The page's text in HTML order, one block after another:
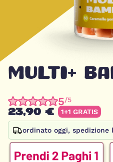
MULTI+
5/5
23,90 € 1+1 GRATIS
ordinato oggi, spedizione